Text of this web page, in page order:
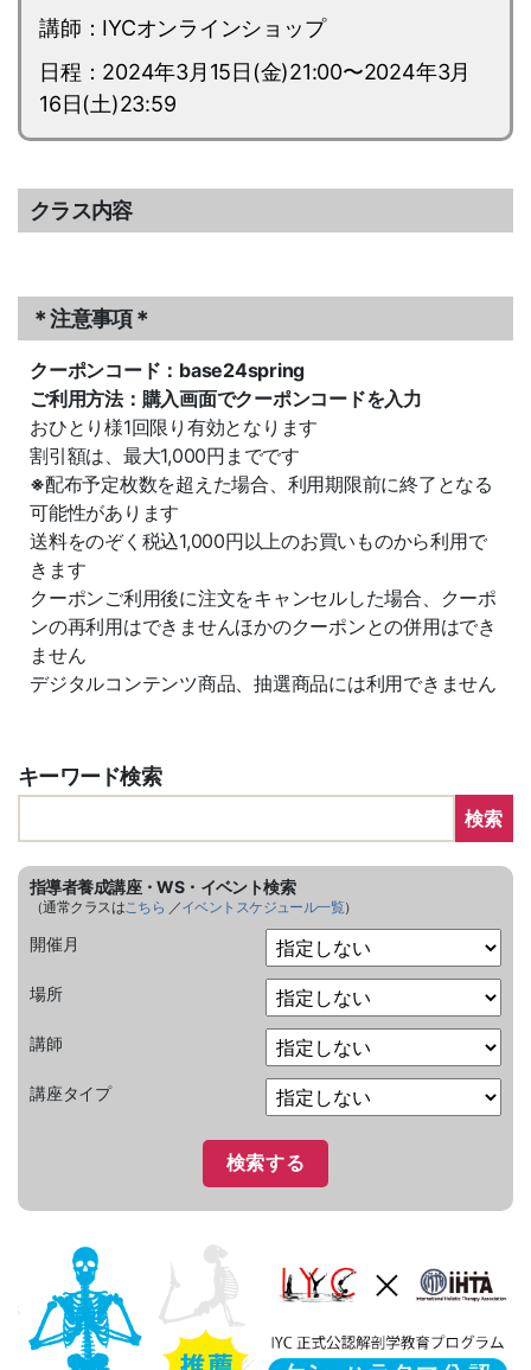
講師：IYCオンラインショップ
日程：2024年3月15日(金)21:00〜2024年3月
16日(土)23:59
クラス内容
＊注意事項＊
クーポンコード：base24spring
ご利用方法：購入画面でクーポンコードを入力
おひとり様1回限り有効となります
割引額は、最大1,000円までです
※配布予定枚数を超えた場合、利用期限前に終了となる
可能性があります
送料をのぞく税込1,000円以上のお買いものから利用で
きます
クーポンご利用後に注文をキャンセルした場合、クーポ
ンの再利用はできませんほかのクーポンとの併用はでき
ません
デジタルコンテンツ商品、抽選商品には利用できません
キーワード検索
検索
指導者養成講座・WS・イベント検索
（通常クラスはこちら ／イベントスケジュール一覧）
開催月
場所
講師
講座タイプ